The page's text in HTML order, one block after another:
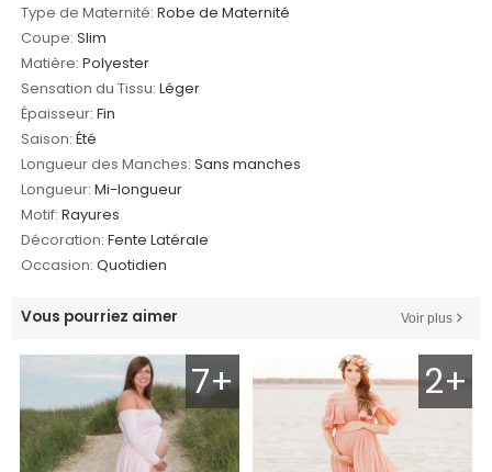
Type de Maternité: Robe de Maternité
Coupe: Slim
Matière: Polyester
Sensation du Tissu: Léger
Épaisseur: Fin
Saison: Été
Longueur des Manches: Sans manches
Longueur: Mi-longueur
Motif: Rayures
Décoration: Fente Latérale
Occasion: Quotidien
Vous pourriez aimer Voir plus
7+ 2+